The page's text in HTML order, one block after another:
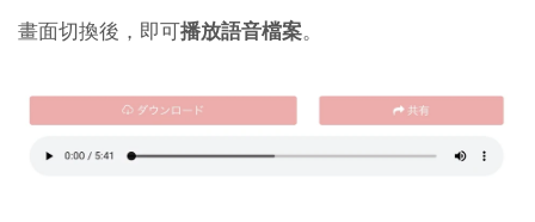
畫面切換後，即可播放語音檔案。